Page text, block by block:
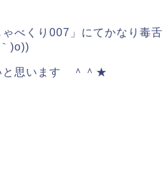
べくり007」にてかなり毒舌
)o))
と思います ＾＾★